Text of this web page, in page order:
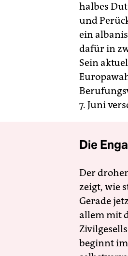
halbes
und
ein
dafür in
Sein
7. Juni
Die
Der
zeigt, wie
Gerade
allem mit
beginnt